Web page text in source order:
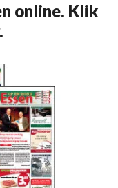
online. Klik